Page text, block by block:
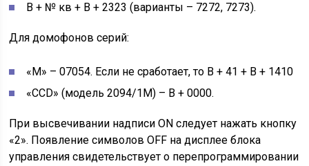
В + № кв + В + 2323 (варианты – 7272, 7273).
Для домофонов серий:
«M» – 07054. Если не сработает, то В + 41 + В + 1410
«CCD» (модель 2094/1M) – В + 0000.
При высвечивании надписи ON следует нажать кнопку
«2». Появление символов OFF на дисплее блока
управления свидетельствует о перепрограммировании